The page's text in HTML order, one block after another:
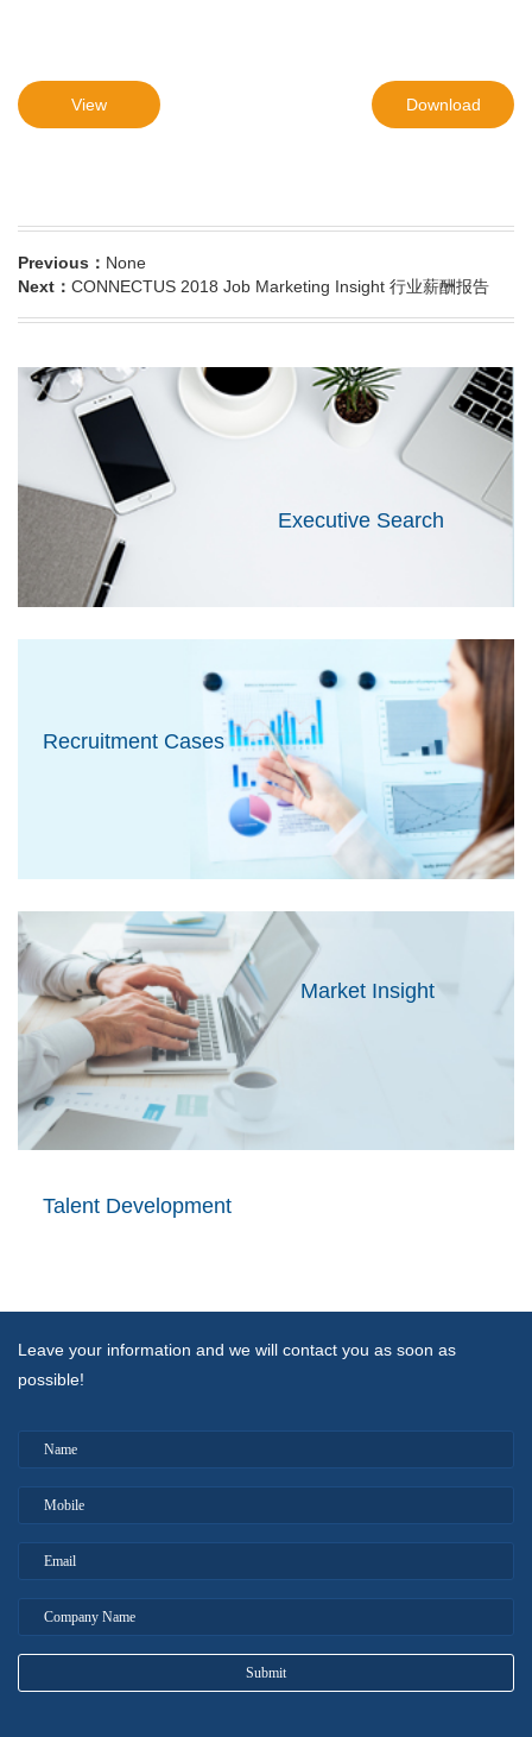
View Download
Previous： None
Next： CONNECTUS 2018 Job Marketing Insight 行业薪酬报告
Executive Search
Recruitment Cases
Market Insight
Talent Development
Leave your information and we will contact you as soon as
possible!